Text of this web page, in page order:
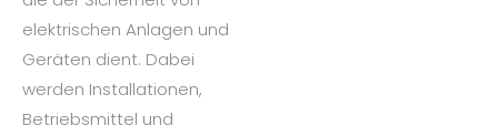
elektrischen Anlagen und
Geräten dient. Dabei
werden Installationen,
Betriebsmittel und